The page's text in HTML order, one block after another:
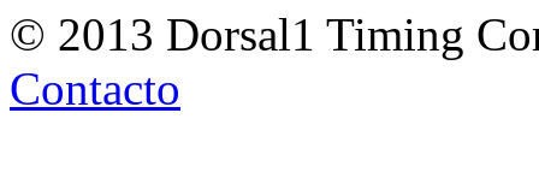
© 2013 Dorsal1 Timing
Contacto